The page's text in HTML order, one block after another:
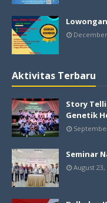
Aktivitas Terbaru
Story
Genetik
Seminar
August 23,